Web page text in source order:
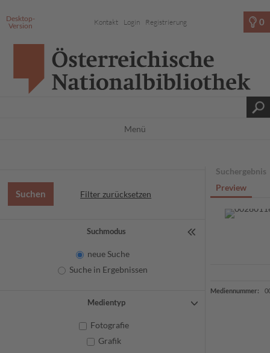
Desktop-
Version
Kontakt Login Registrierung 0
Menü
Filter zurücksetzen
Suchmodus
neue Suche
Suche in Ergebnissen
Medientyp
Fotografie
Grafik
Suchergebnis
Preview
Mediennummer: